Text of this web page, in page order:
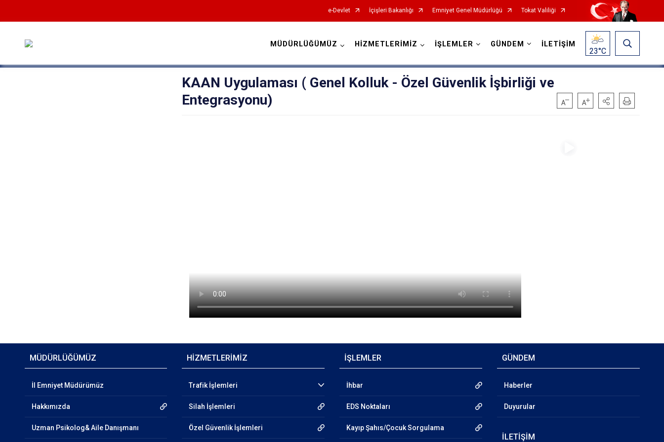
e-Devlet İçişleri Bakanlığı Emniyet Genel Müdürlüğü Tokat Valiliği
MÜDÜRLÜĞÜMÜZ HİZMETLERİMİZ İŞLEMLER GÜNDEM İLETİŞİM
23°C
KAAN Uygulaması ( Genel Kolluk - Özel Güvenlik İşbirliği ve
Entegrasyonu)
MÜDÜRLÜĞÜMÜZ
İl Emniyet Müdürümüz
Hakkımızda
Uzman Psikolog& Aile Danışmanı
HİZMETLERİMİZ
Trafik İşlemleri
Silah İşlemleri
Özel Güvenlik İşlemleri
İŞLEMLER
İhbar
EDS Noktaları
Kayıp Şahıs/Çocuk Sorgulama
GÜNDEM
Haberler
Duyurular
İLETİŞİM